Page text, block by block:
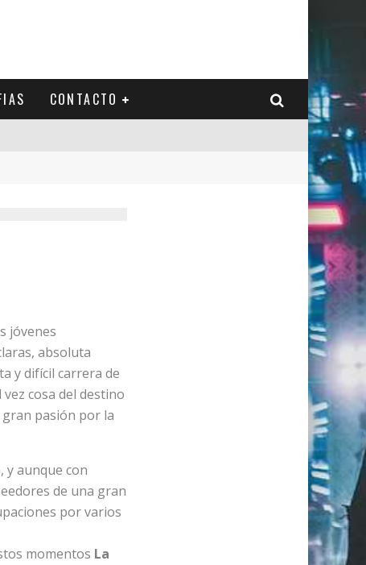
CONTACTO
jóvenes
absoluta
y difícil carrera de
cosa del destino
pasión por la
y aunque con
de una gran
por varios
La